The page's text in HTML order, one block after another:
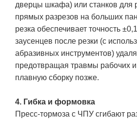
дверцы шкафа) или станков для
прямых разрезов на больших
резка обеспечивает точность
заусенцев после резки (с
абразивных инструментов)
предотвращая травмы рабочих
плавную сборку позже.
4. Гибка и формовка
Пресс-тормоза с ЧПУ сгибают